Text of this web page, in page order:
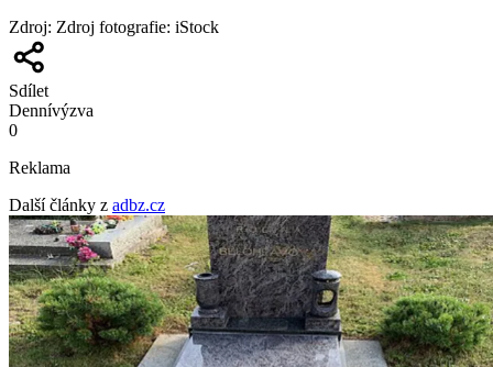
Zdroj: Zdroj fotografie: iStock
Sdílet
Dennívýzva
0
Reklama
Další články z adbz.cz